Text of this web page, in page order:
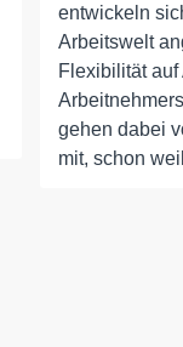
entwickeln
Arbeitswelt
Flexibilität
gehen dabei
mit, schon